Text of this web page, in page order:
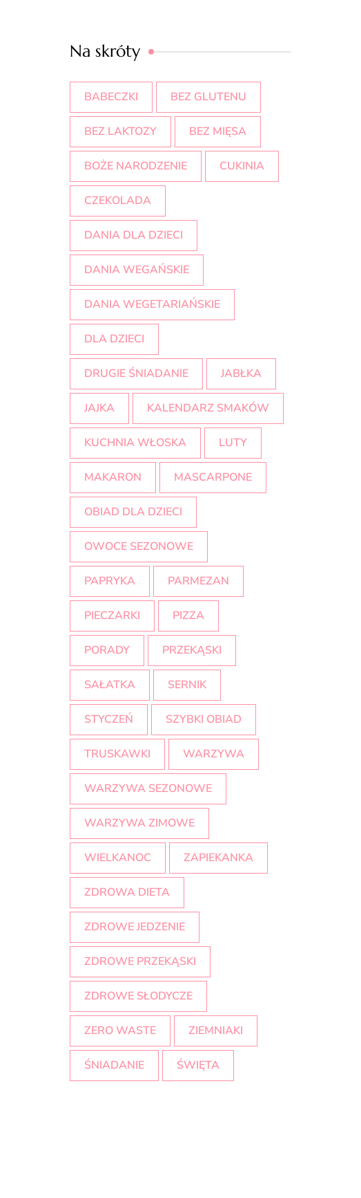
Na skróty
BABECZKI BEZ GLUTENU
BEZ LAKTOZY BEZ MIĘSA
BOŻE NARODZENIE CUKINIA
CZEKOLADA
DANIA DLA DZIECI
DANIA WEGAŃSKIE
DANIA WEGETARIAŃSKIE
DLA DZIECI
DRUGIE ŚNIADANIE JABŁKA
JAJKA KALENDARZ SMAKÓW
KUCHNIA WŁOSKA LUTY
MAKARON MASCARPONE
OBIAD DLA DZIECI
OWOCE SEZONOWE
PAPRYKA PARMEZAN
PIECZARKI PIZZA
PORADY PRZEKĄSKI
SAŁATKA SERNIK
STYCZEŃ SZYBKI OBIAD
TRUSKAWKI WARZYWA
WARZYWA SEZONOWE
WARZYWA ZIMOWE
WIELKANOC ZAPIEKANKA
ZDROWA DIETA
ZDROWE JEDZENIE
ZDROWE PRZEKĄSKI
ZDROWE SŁODYCZE
ZERO WASTE ZIEMNIAKI
ŚNIADANIE ŚWIĘTA